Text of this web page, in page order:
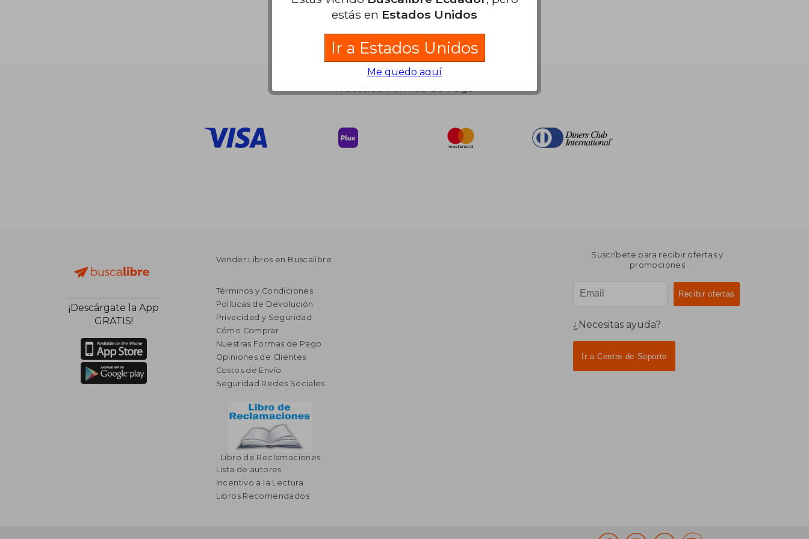
¡Descárgate la App
GRATIS!
Vender Libros en Buscalibre
Términos y Condiciones
Políticas de Devolución
Privacidad y Seguridad
Cómo Comprar
Nuestras Formas de Pago
Opiniones de Clientes
Costos de Envío
Seguridad Redes Sociales
Libro de Reclamaciones
Lista de autores
Incentivo a la Lectura
Libros Recomendados
Suscríbete para recibir ofertas y
promociones
¿Necesitas ayuda?
Ir a Centro de Soporte
estás en Estados Unidos
Ir a Estados Unidos
Me quedo aquí